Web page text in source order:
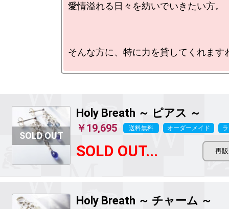
愛情溢れる日々を紡いでいきたい方。
そんな方に、特に力を貸してくれます
Holy Breath ～ ピアス ～
￥19,695 送料無料 オーダーメイド
SOLD OUT...
Holy Breath ～ チャーム ～